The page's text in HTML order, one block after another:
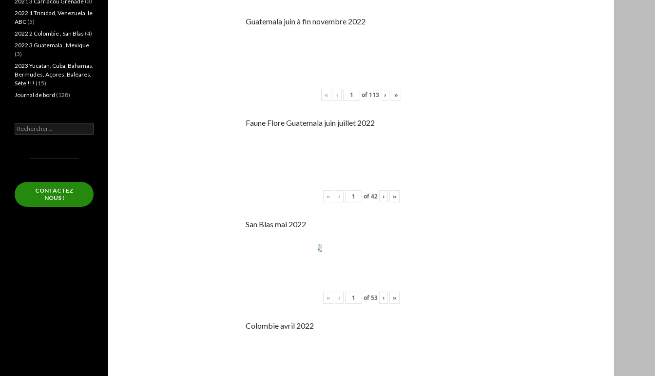
Guatemala juin à fin novembre 2022
« ‹ of 113 › »
Faune Flore Guatemala juin juillet 2022
« ‹ of42 › »
San Blas mai 2022
« ‹ of53 › »
Colombie avril 2022
2022 1 Trinidad, Venezuela, le
ABC (5)
2022 2 Colombie , San Blas (4)
2022 3 Guatemala , Mexique
(3)
2023 Yucatan, Cuba, Bahamas,
Bermudes, Açores, Baléares,
Sète !!! (15)
Journal de bord (128)
Rechercher :
CONTACTEZ
NOUS !